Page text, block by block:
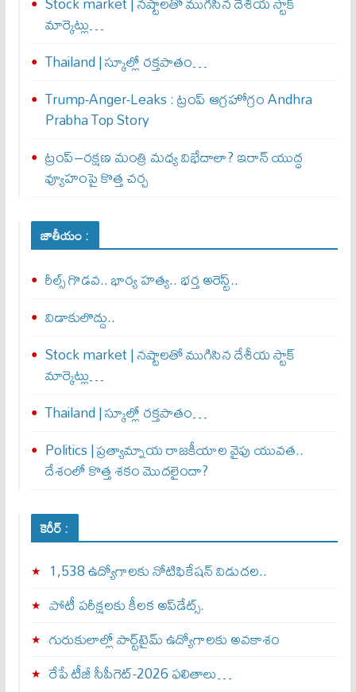
మార్కెట్లు…
Thailand | స్కూల్లో రక్తపాతం…
Trump-Anger-Leaks : ట్రంప్ ఆగ్ర‌హోగ్రం Andhra
Prabha Top Story
ట్రంప్–రక్షణ మంత్రి మధ్య విభేదాలా? ఇరాన్ యుద్ధ
వ్యూహంపై కొత్త చర్చ
జాతీయం :
రీల్స్ గొడవ.. భార్య హత్య.. భర్త అరెస్ట్..
విడాకులొద్దు..
Stock market | నష్టాలతో ముగిసిన దేశీయ స్టాక్
మార్కెట్లు…
Thailand | స్కూల్లో రక్తపాతం…
Politics | ప్రత్యామ్నాయ రాజకీయాల వైపు యువత..
దేశంలో కొత్త శకం మొదలైందా?
కెరీర్ :
1,538 ఉద్యోగాలకు నోటిఫికేషన్ విడుదల..
పోటీ పరీక్షలకు కీలక అప్‌డేట్స్.
గురుకులాల్లో పార్ట్‌టైమ్ ఉద్యోగాలకు అవకాశం
రేపే టీజీ సీపీగెట్‌-2026 ఫలితాలు…